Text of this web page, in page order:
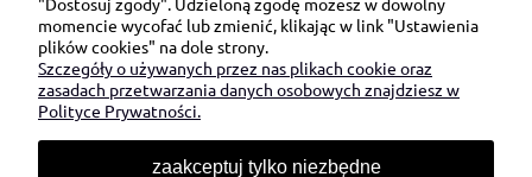
SKONTAKTUJ SIĘ Z NAMI:
sklep@be-happygifts.com
+48 690 172 872
(pon-pt 9:00 - 15:30)
momencie wycofać lub zmienić, klikając w link "Ustawienia
plików cookies" na dole strony.
Szczegóły o używanych przez nas plikach cookie oraz
zasadach przetwarzania danych osobowych znajdziesz w
Polityce Prywatności.
zaakceptuj tylko niezbędne